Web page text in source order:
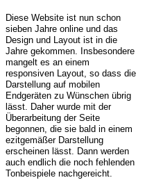
Diese Website ist nun schon
sieben Jahre online und das
Design und Layout ist in die
Jahre gekommen. Insbesondere
mangelt es an einem
responsiven Layout, so dass die
Darstellung auf mobilen
Endgeräten zu Wünschen übrig
lässt. Daher wurde mit der
Überarbeitung der Seite
begonnen, die sie bald in einem
ezitgemäßer Darstellung
erscheinen lässt. Dann werden
auch endlich die noch fehlenden
Tonbeispiele nachgereicht.